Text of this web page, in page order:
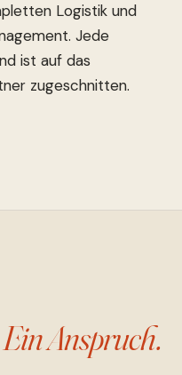
Logistik und
Jede
ist auf das
zugeschnitten.
Ein Anspruch.